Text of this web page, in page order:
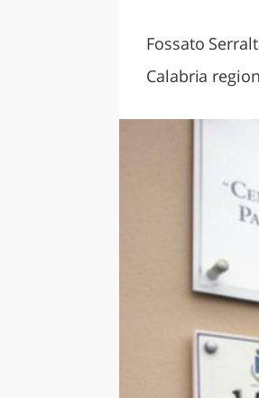
Fossato
Calabria